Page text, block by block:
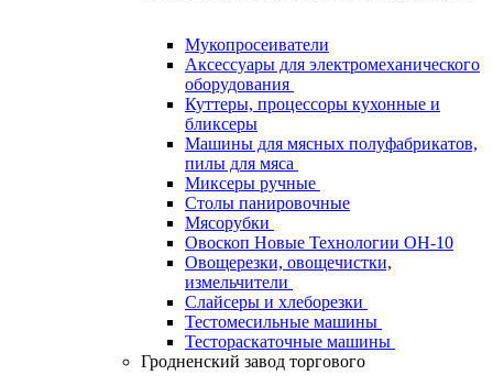
Мукопросеиватели
Аксессуары для электромеханического
оборудования
Куттеры, процессоры кухонные и
бликсеры
Машины для мясных полуфабрикатов,
пилы для мяса
Миксеры ручные
Столы панировочные
Мясорубки
Овоскоп Новые Технологии ОН-10
Овощерезки, овощечистки,
измельчители
Слайсеры и хлеборезки
Тестомесильные машины
Тестораскаточные машины
Гродненский завод торгового